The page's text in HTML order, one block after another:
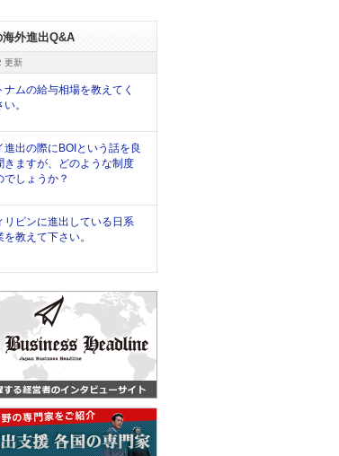
海外進出Q&A
更新
ナムの給与相場を教えてく
い。
進出の際にBOIという話を良
きますが、どのような制度
でしょうか？
リピンに進出している日系
を教えて下さい。